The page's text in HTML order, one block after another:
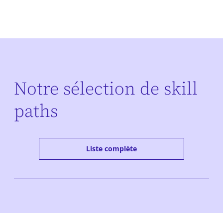
Notre sélection de skill
paths
Liste complète